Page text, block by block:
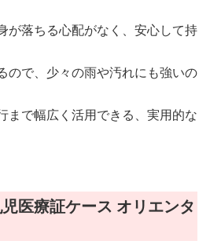
が落ちる心配がなく、安心して持
ので、少々の雨や汚れにも強いの
まで幅広く活用できる、実用的な
医療証ケース オリエンタ